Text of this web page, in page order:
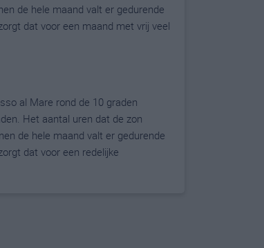
de hele maand valt er gedurende
dat voor een maand met vrij veel
al Mare rond de 10 graden
Het aantal uren dat de zon
de hele maand valt er gedurende
dat voor een redelijke